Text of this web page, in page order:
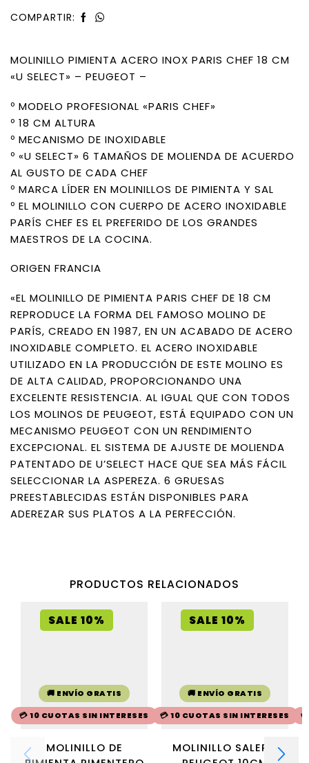
COMPARTIR:
MOLINILLO PIMIENTA ACERO INOX PARIS CHEF 18 CM
«U SELECT» – PEUGEOT –
º MODELO PROFESIONAL «PARIS CHEF»
º 18 CM ALTURA
º MECANISMO DE INOXIDABLE
º «U SELECT» 6 TAMAÑOS DE MOLIENDA DE ACUERDO
AL GUSTO DE CADA CHEF
º MARCA LÍDER EN MOLINILLOS DE PIMIENTA Y SAL
º EL MOLINILLO CON CUERPO DE ACERO INOXIDABLE
PARÍS CHEF ES EL PREFERIDO DE LOS GRANDES
MAESTROS DE LA COCINA.
ORIGEN FRANCIA
«EL MOLINILLO DE PIMIENTA PARIS CHEF DE 18 CM
REPRODUCE LA FORMA DEL FAMOSO MOLINO DE
PARÍS, CREADO EN 1987, EN UN ACABADO DE ACERO
INOXIDABLE COMPLETO. EL ACERO INOXIDABLE
UTILIZADO EN LA PRODUCCIÓN DE ESTE MOLINO ES
DE ALTA CALIDAD, PROPORCIONANDO UNA
EXCELENTE RESISTENCIA. AL IGUAL QUE CON TODOS
LOS MOLINOS DE PEUGEOT, ESTÁ EQUIPADO CON UN
MECANISMO PEUGEOT CON UN RENDIMIENTO
EXCEPCIONAL. EL SISTEMA DE AJUSTE DE MOLIENDA
PATENTADO DE U’SELECT HACE QUE SEA MÁS FÁCIL
SELECCIONAR LA ASPEREZA. 6 GRUESAS
PREESTABLECIDAS ESTÁN DISPONIBLES PARA
ADEREZAR SUS PLATOS A LA PERFECCIÓN.
PRODUCTOS RELACIONADOS
SALE 10%
🚚 ENVÍO GRATIS
💳 10 CUOTAS SIN INTERESES
MOLINILLO DE
SALE 10%
🚚 ENVÍO GRATIS
💳 10 CUOTAS SIN INTERESES
MOLINILLO SALERO